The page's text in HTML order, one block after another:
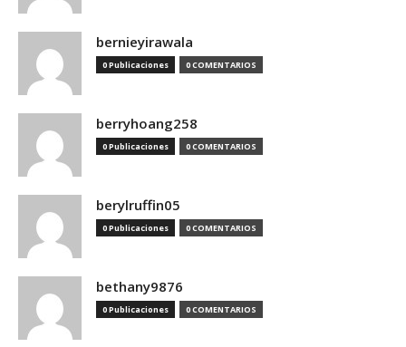
bernieyirawala
0 Publicaciones 0 COMENTARIOS
berryhoang258
0 Publicaciones 0 COMENTARIOS
berylruffin05
0 Publicaciones 0 COMENTARIOS
bethany9876
0 Publicaciones 0 COMENTARIOS